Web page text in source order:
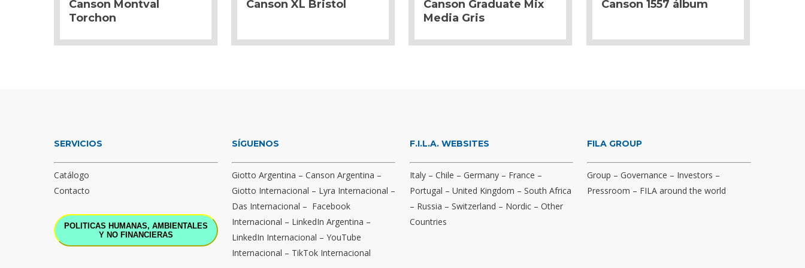
Canson Montval
Torchon
Canson XL Bristol
Canson Graduate Mix
Media Gris
Canson 1557 álbum
SERVICIOS
Catálogo
Contacto
POLITICAS HUMANAS, AMBIENTALES
Y NO FINANCIERAS
SÍGUENOS
Giotto Argentina – Canson Argentina –
Giotto Internacional – Lyra Internacional –
Das Internacional – Facebook
Internacional – LinkedIn Argentina –
LinkedIn Internacional – YouTube
Internacional – TikTok Internacional
F.I.L.A. WEBSITES
Italy– Chile – Germany– France –
Portugal – United Kingdom – South Africa
– Russia – Switzerland – Nordic– Other
Countries
FILA GROUP
Group –Governance – Investors –
Pressroom – FILA around the world